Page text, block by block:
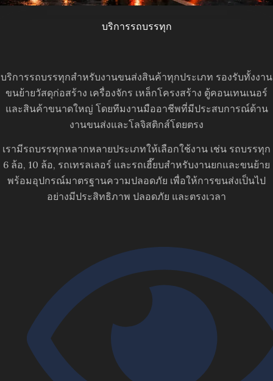
บริการรถบรรทุก
บริการรถบรรทุกสำหรับงานขนส่งสินค้าทุกประเภท รองรับทั้งงาน
ขนย้ายวัสดุก่อสร้าง เครื่องจักร เหล็กโครงสร้าง ตู้คอนเทนเนอร์
และสินค้าขนาดใหญ่ โดยทีมงานมืออาชีพที่มีประสบการณ์ด้าน
งานขนส่งและโลจิสติกส์โดยตรง
เรามีรถบรรทุกหลากหลายประเภทให้เลือกใช้งาน เช่น รถบรรทุก
6 ล้อ, 10 ล้อ, รถเทรลเลอร์ และรถเฮี๊ยบสำหรับงานยกและขนย้าย
พร้อมอุปกรณ์มาตรฐานความปลอดภัย เพื่อให้การขนส่งเป็นไป
อย่างมีประสิทธิภาพ ปลอดภัย และตรงเวลา